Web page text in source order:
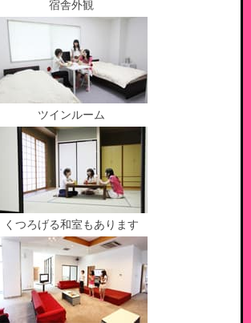
宿舎外観
ツインルーム
くつろげる和室もあります